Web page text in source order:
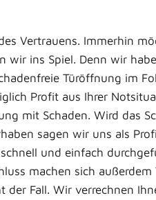
Vertrauens. Immerhin
wir ins Spiel. Denn wir
Türöffnung im
Profit aus Ihrer
mit Schaden. Wird das
sagen wir uns als
und einfach
machen sich
Fall. Wir verrechnen